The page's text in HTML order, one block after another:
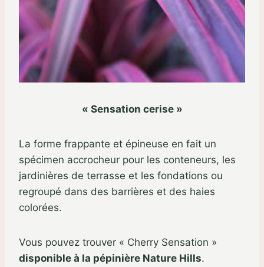
« Sensation cerise »
La forme frappante et épineuse en fait un
spécimen accrocheur pour les conteneurs, les
jardinières de terrasse et les fondations ou
regroupé dans des barrières et des haies
colorées.
Vous pouvez trouver « Cherry Sensation »
disponible à la pépinière Nature Hills.